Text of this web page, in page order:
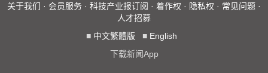
关于我们 · 会员服务 · 科技产业报订阅 · 着作权 · 隐私权 · 常见问题 ·
人才招募
■ 中文繁體版 ■ English
下载新闻App